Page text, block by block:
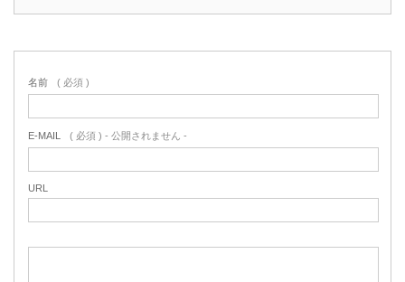
名前 ( 必須 )
E-MAIL ( 必須 ) - 公開されません -
URL